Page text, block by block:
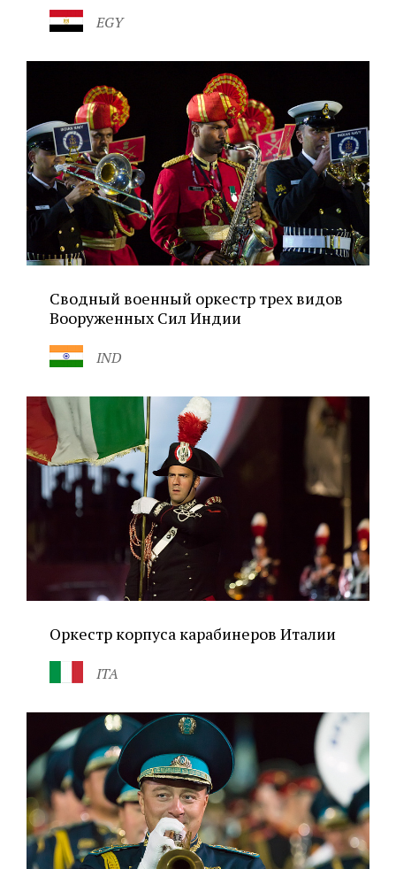
EGY
Сводный военный оркестр трех видов
Вооруженных Сил Индии
IND
Оркестр корпуса карабинеров Италии
ITA